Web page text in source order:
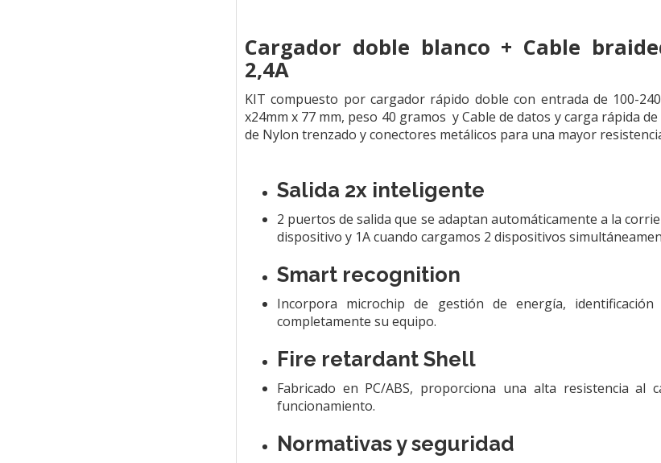
Cargador doble blanco + Cable
2,4A
KIT compuesto por cargador rápido doble con entrada de 100-
x24mm x 77 mm, peso 40 gramos y Cable de datos y carga rápida
de Nylon trenzado y conectores metálicos para una mayor
Salida 2x inteligente
2 puertos de salida que se adaptan automáticamente a la
dispositivo y 1A cuando cargamos 2 dispositivos
Smart recognition
Incorpora microchip de gestión de energía,
completamente su equipo.
Fire retardant Shell
Fabricado en PC/ABS, proporciona una alta resistencia
funcionamiento.
Normativas y seguridad